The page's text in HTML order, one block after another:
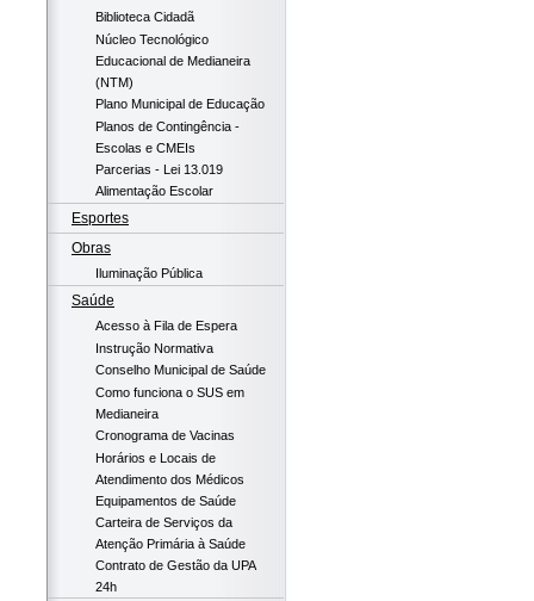
Biblioteca Cidadã
Núcleo Tecnológico
Educacional de Medianeira
(NTM)
Plano Municipal de Educação
Planos de Contingência -
Escolas e CMEIs
Parcerias - Lei 13.019
Alimentação Escolar
Esportes
Obras
Iluminação Pública
Saúde
Acesso à Fila de Espera
Instrução Normativa
Conselho Municipal de Saúde
Como funciona o SUS em
Medianeira
Cronograma de Vacinas
Horários e Locais de
Atendimento dos Médicos
Equipamentos de Saúde
Carteira de Serviços da
Atenção Primária à Saúde
Contrato de Gestão da UPA
24h